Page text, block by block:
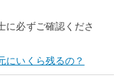
に必ずご確認くださ
にいくら残るの？